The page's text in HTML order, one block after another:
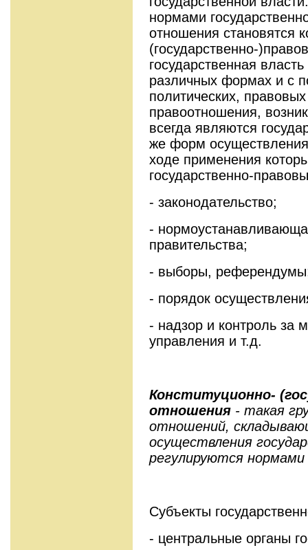
нормами
отношения становятся
(государственно-
государственная
различных формах и с
политических,
правоотношения,
всегда являются
же форм осуществления
ходе применения
государственно-
- законодательство;
-
правительства;
- выборы,
- порядок
- надзор и контроль за
управления и т.д.
Конституционно-
отношения - такая
отношений,
осуществления
регулируются нормами
Субъекты
- центральные органы